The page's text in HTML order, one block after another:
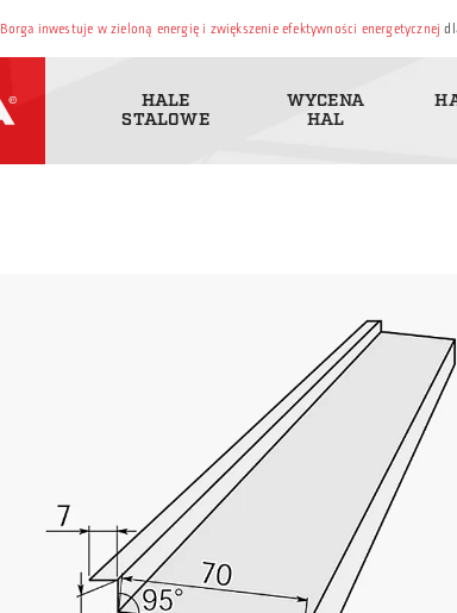
Borga inwestuje w zieloną energię i zwiększenie efektywności energetycznej
HALE
STALOWE
WYCENA
HAL